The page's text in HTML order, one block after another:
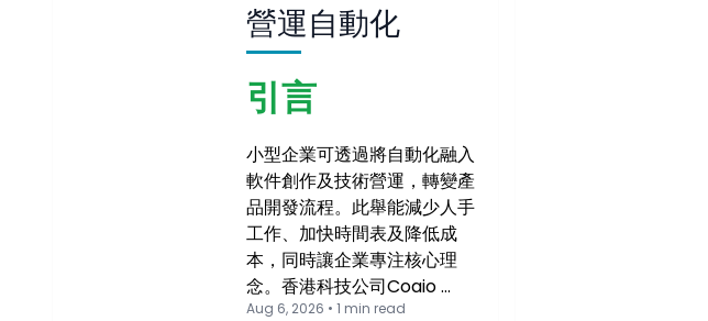
營運自動化
引言
小型企業可透過將自動化融入
軟件創作及技術營運，轉變產
品開發流程。此舉能減少人手
工作、加快時間表及降低成
本，同時讓企業專注核心理
念。香港科技公司Coaio …
Aug 6, 2026 • 1 min read